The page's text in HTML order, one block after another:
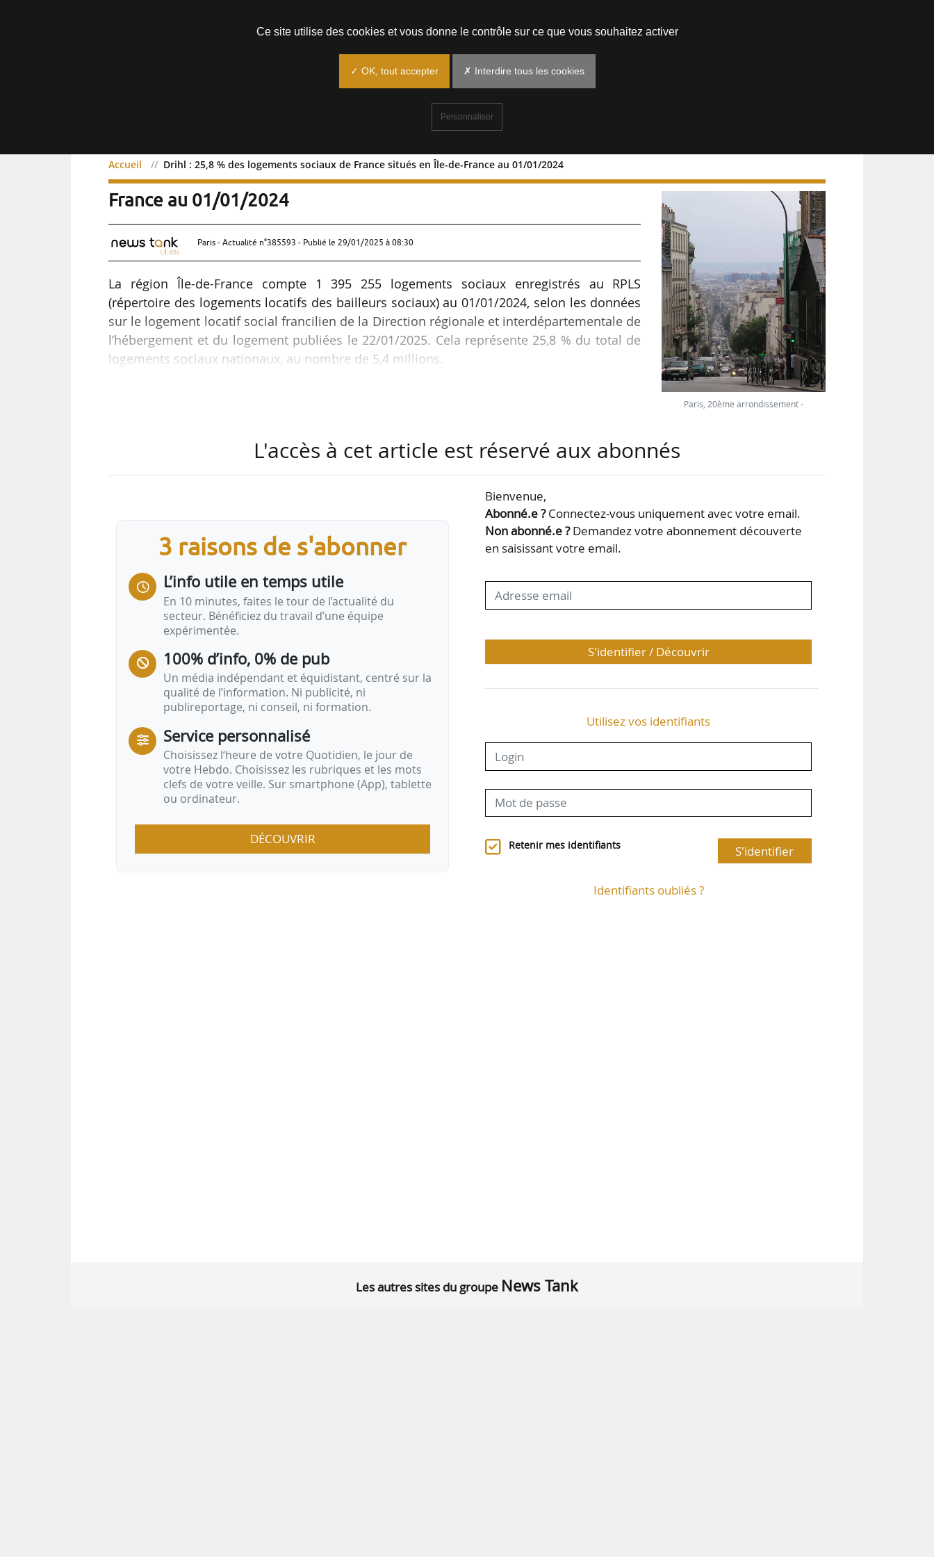
Accueil Drihl : 25,8 % des logements sociaux de France situés en Île-de-France au 01/01/2024
Drihl : 25,8 % des logements sociaux de France situés en Île-de-
France au 01/01/2024
Paris - Actualité n°385593 - Publié le 29/01/2025 à 08:30
La région Île-de-France compte 1 395 255 logements sociaux enregistrés au RPLS
(répertoire des logements locatifs des bailleurs sociaux) au 01/01/2024, selon les données
sur le logement locatif social francilien de la Direction régionale et interdépartementale de
l’hébergement et du logement publiées le 22/01/2025. Cela représente 25,8 % du total de
logements sociaux nationaux, au nombre de 5,4 millions.
« Sur 6 ans, le parc de logements sociaux a progressé de 8,5 %, soit davantage que le
nombre de résidences principales sur la période 2015-2021 (+4,5 %). La part de logements
Paris, 20ème arrondissement -
L'accès à cet article est réservé aux abonnés
3 raisons de s'abonner
L’info utile en temps utile
En 10 minutes, faites le tour de l’actualité du
secteur. Bénéficiez du travail d’une équipe
expérimentée.
100% d’info, 0% de pub
Un média indépendant et équidistant, centré sur la
qualité de l’information. Ni publicité, ni
publireportage, ni conseil, ni formation.
Service personnalisé
Choisissez l‘heure de votre Quotidien, le jour de
votre Hebdo. Choisissez les rubriques et les mots
clefs de votre veille. Sur smartphone (App), tablette
ou ordinateur.
DÉCOUVRIR
Bienvenue,
Abonné.e ?Connectez-vous uniquement avec votre email.
Non abonné.e ?Demandez votre abonnement découverte
en saisissant votre email.
S'identifier / Découvrir
Utilisez vos identifiants
Retenir mes identifiants S'identifier
Identifiants oubliés ?
Les autres sites du groupe News Tank
Ce site utilise des cookies et vous donne le contrôle sur ce que vous souhaitez activer
✓ OK, tout accepter ✗ Interdire tous les cookies
Personnaliser